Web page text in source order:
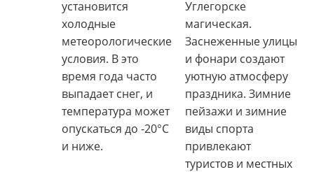
установится
холодные
метеорологические
условия. В это
время года часто
выпадает снег, и
температура может
опускаться до -20°C
и ниже.
Углегорске
магическая.
Заснеженные улицы
и фонари создают
уютную атмосферу
праздника. Зимние
пейзажи и зимние
виды спорта
привлекают
туристов и местных